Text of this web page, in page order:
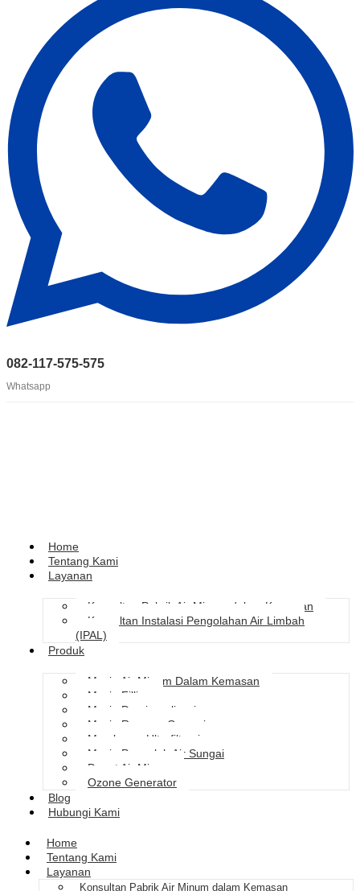
082-117-575-575
Whatsapp
Home
Tentang Kami
Layanan
Konsultan Pabrik Air Minum dalam Kemasan
Konsultan Instalasi Pengolahan Air Limbah
(IPAL)
Produk
Mesin Air Minum Dalam Kemasan
Mesin Filling
Mesin Demineralisasi
Mesin Reverse Osmosis
Membrane Ultrafiltrasi
Mesin Pengolah Air Sungai
Depot Air Minum
Ozone Generator
Blog
Hubungi Kami
Home
Tentang Kami
Layanan
Konsultan Pabrik Air Minum dalam Kemasan